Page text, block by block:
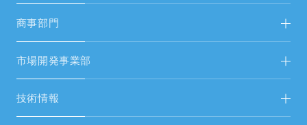
冷間鍛造部品製造TOP
商事部門
FAシステム・受配電設備
生産設備・試験機
市場開発事業部
省人化・自動化ソリューション FA営開
技術情報